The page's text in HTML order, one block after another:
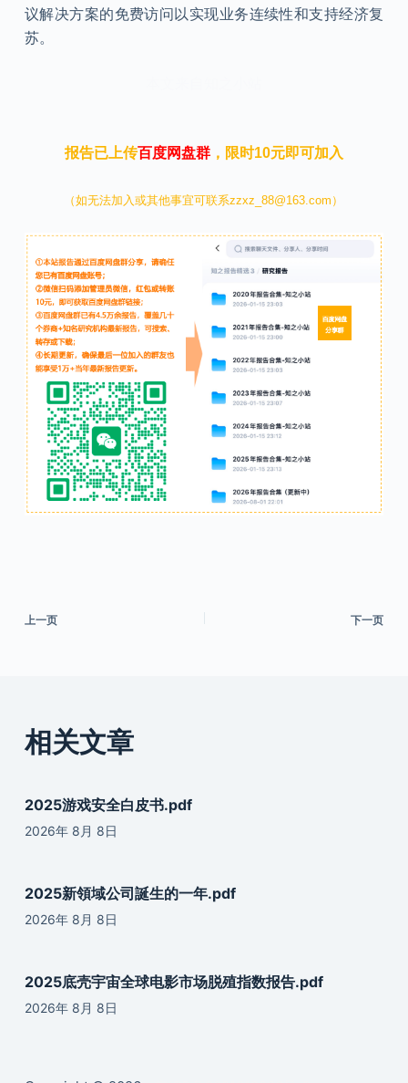
议解决方案的免费访问以实现业务连续性和支持经济复
苏。
报告已上传百度网盘群，限时10元即可加入
（如无法加入或其他事宜可联系zzxz_88@163.com）
上一页 下一页
相关文章
2025游戏安全白皮书.pdf
2026年 8月 8日
2025新領域公司誕生的一年.pdf
2026年 8月 8日
2025底壳宇宙全球电影市场脱殖指数报告.pdf
2026年 8月 8日